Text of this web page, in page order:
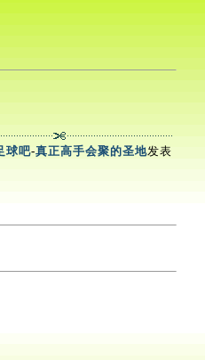
球吧-真正高手会聚的圣地发表